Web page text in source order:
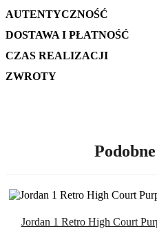
AUTENTYCZNOŚĆ
DOSTAWA I PŁATNOŚĆ
CZAS REALIZACJI
ZWROTY
Jordan 1 Retro High Court